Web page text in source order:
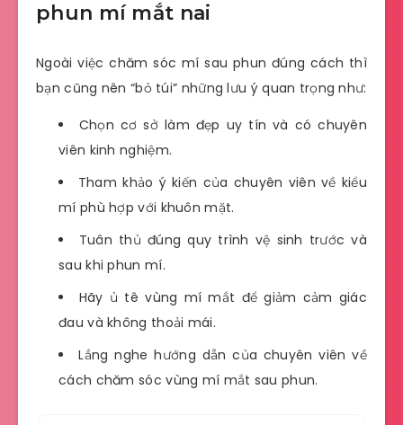
phun mí mắt nai
Ngoài việc chăm sóc mí sau phun đúng cách thì
bạn cũng nên “bỏ túi” những lưu ý quan trọng như:
Chọn cơ sở làm đẹp uy tín và có chuyên
viên kinh nghiệm.
Tham khảo ý kiến của chuyên viên về kiểu
mí phù hợp với khuôn mặt.
Tuân thủ đúng quy trình vệ sinh trước và
sau khi phun mí.
Hãy ủ tê vùng mí mắt để giảm cảm giác
đau và không thoải mái.
Lắng nghe hướng dẫn của chuyên viên về
cách chăm sóc vùng mí mắt sau phun.